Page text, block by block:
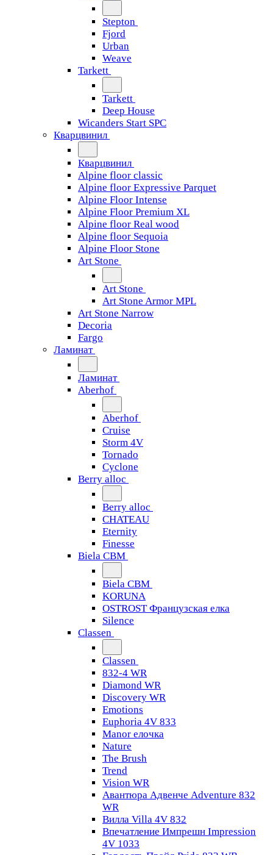
Stepton
Fjord
Urban
Weave
Tarkett
Tarkett
Deep House
Wicanders Start SPC
Кварцвинил
Кварцвинил
Alpine floor classic
Alpine floor Expressive Parquet
Alpine Floor Intense
Alpine Floor Premium XL
Alpine floor Real wood
Alpine floor Sequoia
Alpine Floor Stone
Art Stone
Art Stone
Art Stone Armor MPL
Art Stone Narrow
Decoria
Fargo
Ламинат
Ламинат
Aberhof
Aberhof
Cruise
Storm 4V
Tornado
Сyclone
Berry alloc
Berry alloc
CHATEAU
Eternity
Finesse
Biela CBM
Biela CBM
KORUNA
OSTROST Французская елка
Silence
Classen
Classen
832-4 WR
Diamond WR
Discovery WR
Emotions
Euphoria 4V 833
Manor елочка
Nature
The Brush
Trend
Vision WR
Авантюра Адвенче Adventure 832
WR
Вилла Villa 4V 832
Впечатление Импрешн Impression
4V 1033